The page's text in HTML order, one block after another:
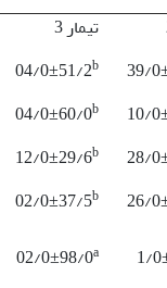
تیمار 3
39/
04/0±51/2b
10/
04/0±60/0b
28/
12/0±29/6b
26/
02/0±37/5b
1/
02/0±98/0a